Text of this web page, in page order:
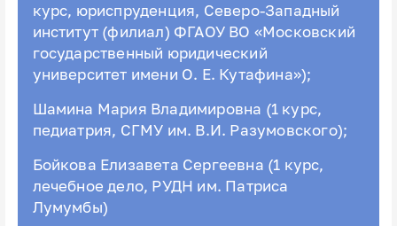
курс, юриспруденция, Северо-Западный
институт (филиал) ФГАОУ ВО «Московский
государственный юридический
университет имени О. Е. Кутафина»);
Шамина Мария Владимировна (1 курс,
педиатрия, СГМУ им. В.И. Разумовского);
Бойкова Елизавета Сергеевна (1 курс,
лечебное дело, РУДН им. Патриса
Лумумбы)